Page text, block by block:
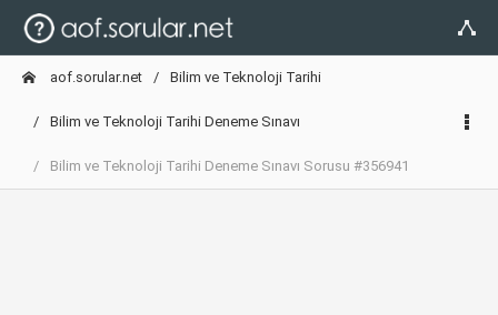
aof.sorular.net Bilim ve Teknoloji Tarihi
Bilim ve Teknoloji Tarihi Deneme Sınavı
Bilim ve Teknoloji Tarihi Deneme Sınavı Sorusu #356941